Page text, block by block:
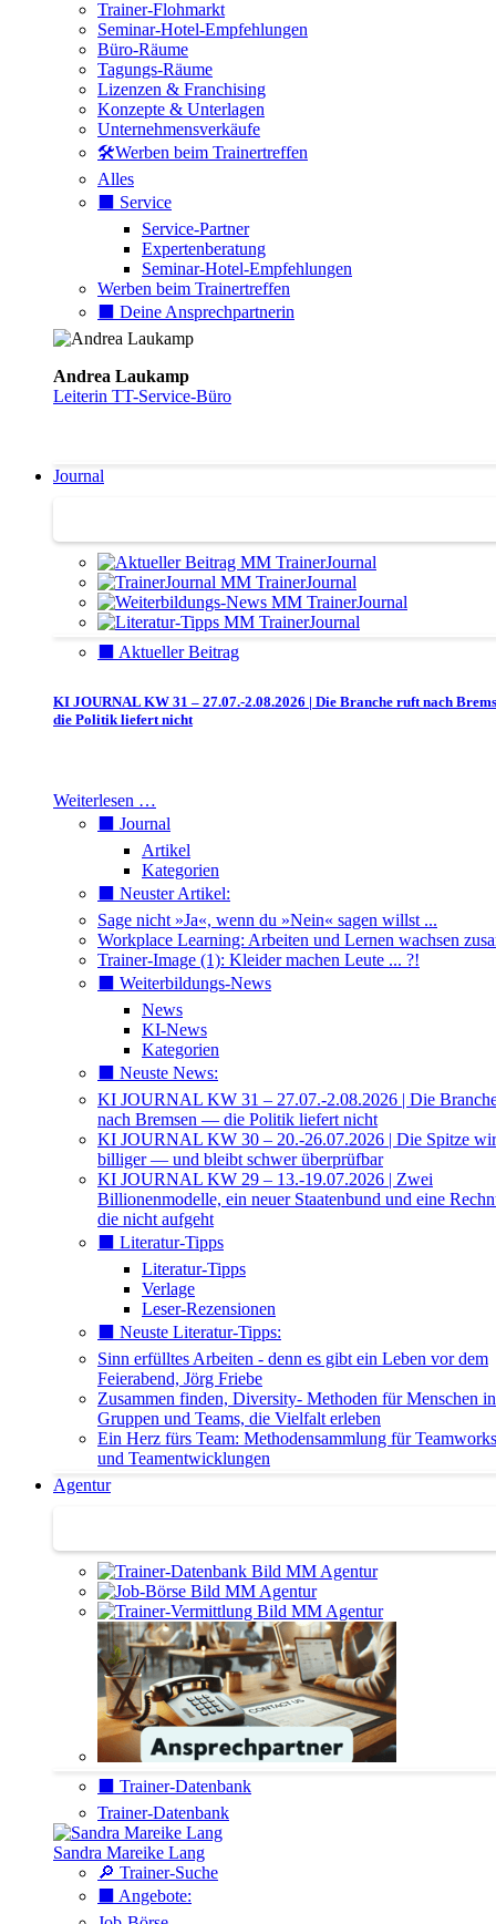
Trainer-Flohmarkt
Seminar-Hotel-Empfehlungen
Büro-Räume
Tagungs-Räume
Lizenzen & Franchising
Konzepte & Unterlagen
Unternehmensverkäufe
🛠️Werben beim Trainertreffen
Alles
⬛️ Service
Service-Partner
Expertenberatung
Seminar-Hotel-Empfehlungen
Werben beim Trainertreffen
⬛️ Deine Ansprechpartnerin
Andrea Laukamp
Leiterin TT-Service-Büro
Journal
⬛️ Aktueller Beitrag
KI JOURNAL KW 31 – 27.07.-2.08.2026 | Die Branche ruft nach
die Politik liefert nicht
Weiterlesen …
⬛️ Journal
Artikel
Kategorien
⬛️ Neuster Artikel:
Sage nicht »Ja«, wenn du »Nein« sagen willst ...
Workplace Learning: Arbeiten und Lernen wachsen
Trainer-Image (1): Kleider machen Leute ... ?!
⬛️ Weiterbildungs-News
News
KI-News
Kategorien
⬛️ Neuste News:
KI JOURNAL KW 31 – 27.07.-2.08.2026 | Die
nach Bremsen — die Politik liefert nicht
KI JOURNAL KW 30 – 20.-26.07.2026 | Die Spitze
billiger — und bleibt schwer überprüfbar
KI JOURNAL KW 29 – 13.-19.07.2026 | Zwei
Billionenmodelle, ein neuer Staatenbund und eine
die nicht aufgeht
⬛️ Literatur-Tipps
Literatur-Tipps
Verlage
Leser-Rezensionen
⬛️ Neuste Literatur-Tipps:
Sinn erfülltes Arbeiten - denn es gibt ein Leben vor dem
Feierabend, Jörg Friebe
Zusammen finden, Diversity- Methoden für Menschen in
Gruppen und Teams, die Vielfalt erleben
Ein Herz fürs Team: Methodensammlung für
und Teamentwicklungen
Agentur
⬛️ Trainer-Datenbank
Trainer-Datenbank
Sandra Mareike Lang
🔎 Trainer-Suche
⬛️ Angebote: